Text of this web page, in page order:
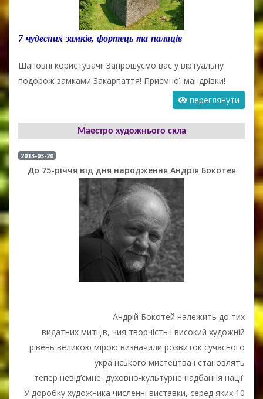
7 чудесних замків, фортець та палаців
Шановні користувачі! Запрошуємо вас у віртуальну
подорож замками Закарпаття! Приємної мандрівки!
переглянути
Маестро художнього скла
2013-03-20
До 75-річчя від дня народження Андрія Бокотея
Андрій Бокотей належить до тих
видатних митців, чия творчість і високий художній
рівень великою мірою визначили розвиток сучасного
українського мистецтва і становлять
тепер невід’ємне духовно-культурне надбання нації.
У доробку художника численні виставки, серед яких 10